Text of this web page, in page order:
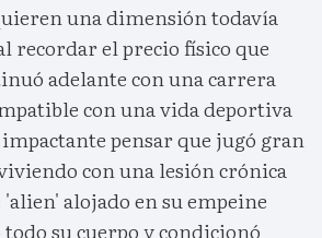
una dimensión todavía
recordar el precio físico que
adelante con una carrera
con una vida deportiva
pensar que jugó gran
con una lesión crónica
'alien' alojado en su empeine
su cuerpo y condicionó